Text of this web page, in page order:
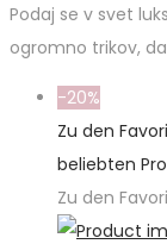
Podaj se v svet
ogromno trikov,
-20%
Zu den
beliebten
Zu den